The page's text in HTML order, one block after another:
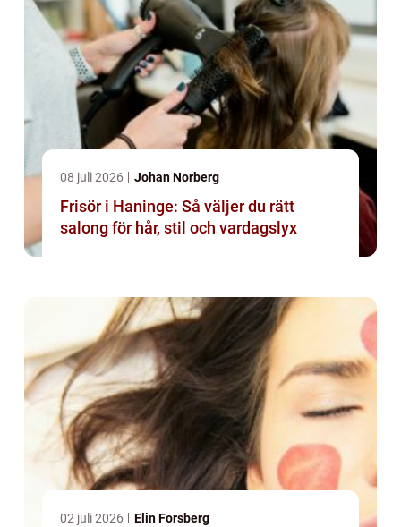
08 juli 2026 Johan Norberg
Frisör i Haninge: Så väljer du rätt
salong för hår, stil och vardagslyx
02 juli 2026 Elin Forsberg